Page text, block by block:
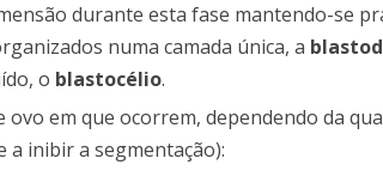
durante esta fase mantendo-se
numa camada única, a
o blastocélio.
em que ocorrem, dependendo da
a inibir a segmentação):